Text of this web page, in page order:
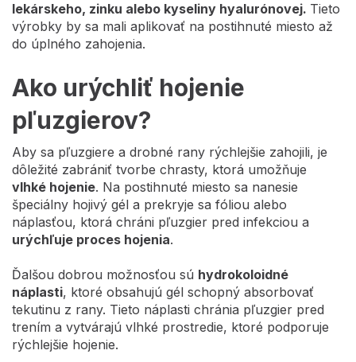
lekárskeho, zinku alebo kyseliny hyalurónovej. Tieto
výrobky by sa mali aplikovať na postihnuté miesto až
do úplného zahojenia.
Ako urýchliť hojenie
pľuzgierov?
Aby sa pľuzgiere a drobné rany rýchlejšie zahojili, je
dôležité zabrániť tvorbe chrasty, ktorá umožňuje
vlhké hojenie. Na postihnuté miesto sa nanesie
špeciálny hojivý gél a prekryje sa fóliou alebo
náplasťou, ktorá chráni pľuzgier pred infekciou a
urýchľuje proces hojenia.
Ďalšou dobrou možnosťou sú hydrokoloidné
náplasti, ktoré obsahujú gél schopný absorbovať
tekutinu z rany. Tieto náplasti chránia pľuzgier pred
trením a vytvárajú vlhké prostredie, ktoré podporuje
rýchlejšie hojenie.